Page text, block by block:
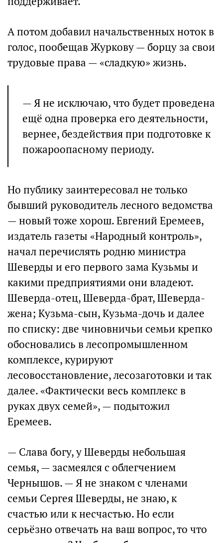
А потом добавил начальственных ноток в
голос, пообещав Журкову — борцу за свои
трудовые права — «сладкую» жизнь.
— Я не исключаю, что будет проведена
ещё одна проверка его деятельности,
вернее, бездействия при подготовке к
пожароопасному периоду.
Но публику заинтересовал не только
бывший руководитель лесного ведомства
— новый тоже хорош. Евгений Еремеев,
издатель газеты «Народный контроль»,
начал перечислять родню министра
Шеверды и его первого зама Кузьмы и
какими предприятиями они владеют.
Шеверда-отец, Шеверда-брат, Шеверда-
жена; Кузьма-сын, Кузьма-дочь и далее
по списку: две чиновничьи семьи крепко
обосновались в лесопромышленном
комплексе, курируют
лесовосстановление, лесозаготовки и так
далее. «Фактически весь комплекс в
руках двух семей», — подытожил
Еремеев.
— Слава богу, у Шеверды небольшая
семья, — засмеялся с облегчением
Чернышов. — Я не знаком с членами
семьи Сергея Шеверды, не знаю, к
счастью или к несчастью. Но если
серьёзно отвечать на ваш вопрос, то что